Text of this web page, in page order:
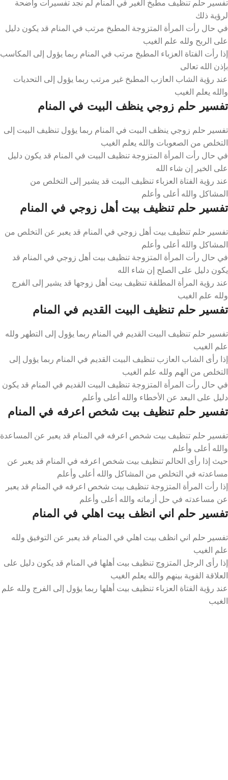
تفسير حلم تنظيف مطبخ الغير في المنام لم نجد تفسيرات واضحة
لرؤية ذلك
في حال رأت المرأة المتزوجة المطبخ مرتب في المنام قد يكون دليل
على الربح ولله علم الغيب
إذا رأت الفتاة العزباء المطبخ مرتب في المنام ربما يؤول إلى المكاسب
بإذن الله تعالى
عند رؤية الشاب العازب المطبخ غير مرتب ربما يؤول إلى التحديات
والله يعلم الغيب
تفسير حلم زوجي ينظف البيت في المنام
تفسير حلم زوجي ينظف البيت في المنام ربما يؤول تنظيف البيت إلى
التخلص من الصعوبات والله يعلم الغيب
في حال رأت المرأة المتزوجة تنظيف البيت في المنام قد يكون دليل
على الخير إن شاء الله
عند رؤية الفتاة العزباء تنظيف البيت قد يشير إلى التخلص من
المشاكل والله أعلى وأعلم
تفسير حلم تنظيف بيت أهل زوجي في المنام
تفسير حلم تنظيف بيت أهل زوجي في المنام قد يعبر عن التخلص من
المشاكل والله أعلى وأعلم
في حال رأت المرأة المتزوجة تنظيف بيت أهل زوجي في المنام قد
يكون دليل على الصلح إن شاء الله
عند رؤية المرأة المطلقة تنظيف بيت أهل زوجها قد يشير إلى الفرج
ولله علم الغيب
تفسير حلم تنظيف البيت القديم في المنام
تفسير حلم تنظيف البيت القديم في المنام ربما يؤول إلى التطهر ولله
علم الغيب
إذا رأى الشاب العازب تنظيف البيت القديم في المنام ربما يؤول إلى
التخلص من الهم ولله علم الغيب
في حال رأت المرأة المتزوجة تنظيف البيت القديم في المنام قد يكون
دليل على البعد عن الأخطاء والله أعلى وأعلم
تفسير حلم تنظيف بيت شخص اعرفه في المنام
تفسير حلم تنظيف بيت شخص اعرفه في المنام قد يعبر عن المساعدة
والله أعلى وأعلم
حيث إذا رأى الحالم تنظيف بيت شخص اعرفه في المنام قد يعبر عن
مساعدته في التخلص من المشاكل والله أعلى وأعلم
إذا رأت المرأة المتزوجة تنظيف بيت شخص اعرفه في المنام قد يعبر
عن مساعدته في حل أزماته والله أعلى وأعلم
تفسير حلم اني انظف بيت اهلي في المنام
تفسير حلم اني انظف بيت اهلي في المنام قد يعبر عن التوفيق ولله
علم الغيب
إذا رأى الرجل المتزوج تنظيف بيت أهلها في المنام قد يكون دليل على
العلاقة القوية بينهم والله يعلم الغيب
عند رؤية الفتاة العزباء تنظيف بيت أهلها ربما يؤول إلى الفرج ولله علم
الغيب